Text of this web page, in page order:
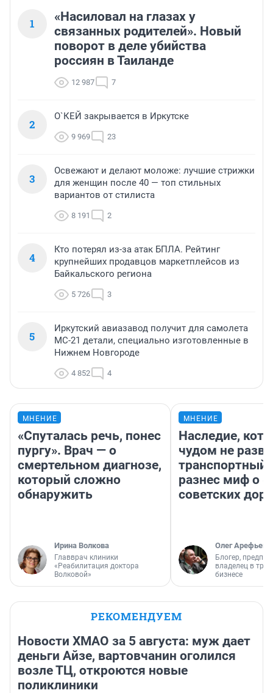
1
«Насиловал на глазах у
связанных родителей». Новый
поворот в деле убийства
россиян в Таиланде
12 987 7
2
О`КЕЙ закрывается в Иркутске
9 969 23
3
Освежают и делают моложе: лучшие стрижки
для женщин после 40 — топ стильных
вариантов от стилиста
8 191 2
4
Кто потерял из-за атак БПЛА. Рейтинг
крупнейших продавцов маркетплейсов из
Байкальского региона
5 726 3
5
Иркутский авиазавод получит для самолета
МС-21 детали, специально изготовленные в
Нижнем Новгороде
4 852 4
МНЕНИЕ
«Спуталась речь, понес
пургу». Врач — о
смертельном диагнозе,
который сложно
обнаружить
Ирина Волкова
Главврач клиники
«Реабилитация доктора
Волковой»
МНЕНИЕ
Наследие,
чудом не
транспортный
разнес миф о
советских
Олег Арефьев
Блогер,
владелец в
бизнесе
РЕКОМЕНДУЕМ
Новости ХМАО за 5 августа: муж дает
деньги Айзе, вартовчанин оголился
возле ТЦ, откроются новые
поликлиники